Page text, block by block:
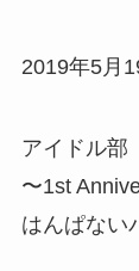
2019年5月
アイドル部
〜1st
はんぱない